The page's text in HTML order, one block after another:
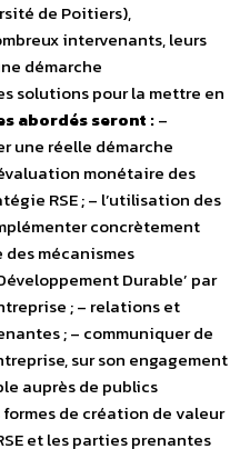
de Poitiers),
intervenants, leurs
démarche
solutions pour la mettre en
abordés seront :–
une réelle démarche
monétaire des
RSE ; – l’utilisation des
concrètement
des mécanismes
Durable’ par
; – relations et
; – communiquer de
sur son engagement
auprès de publics
de création de valeur
et les parties prenantes